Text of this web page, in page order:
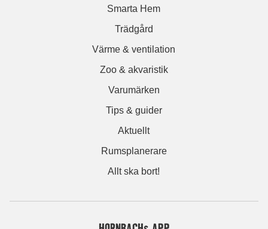
Smarta Hem
Trädgård
Värme & ventilation
Zoo & akvaristik
Varumärken
Tips & guider
Aktuellt
Rumsplanerare
Allt ska bort!